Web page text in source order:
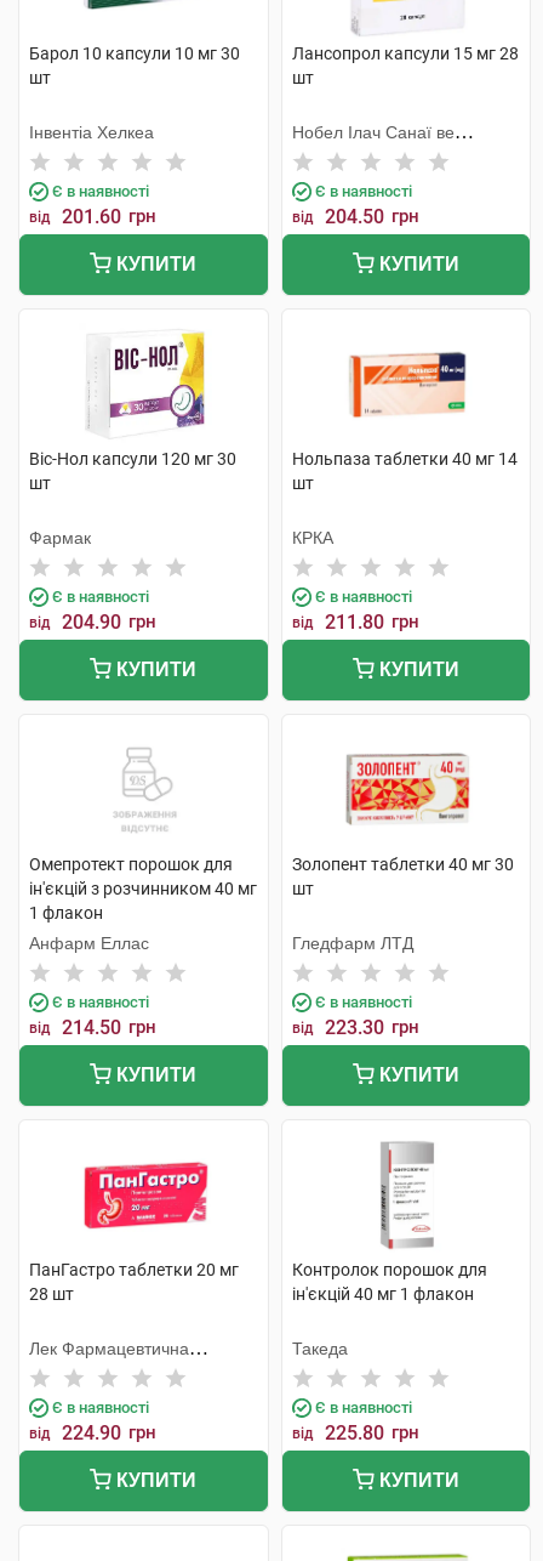
Барол 10 капсули 10 мг 30
шт
Інвентіа Хелкеа
Є в наявності
від 201.60 грн
КУПИТИ
Лансопрол капсули 15 мг 28
шт
Нобел Ілач Санаї ве
Тіджарет
Є в наявності
від 204.50 грн
КУПИТИ
Віс-Нол капсули 120 мг 30
шт
Фармак
Є в наявності
від 204.90 грн
КУПИТИ
Нольпаза таблетки 40 мг 14
шт
КРКА
Є в наявності
від 211.80 грн
КУПИТИ
Омепротект порошок для
ін'єкцій з розчинником 40 мг
1 флакон
Анфарм Еллас
Є в наявності
від 214.50 грн
КУПИТИ
Золопент таблетки 40 мг 30
шт
Гледфарм ЛТД
Є в наявності
від 223.30 грн
КУПИТИ
ПанГастро таблетки 20 мг
28 шт
Лек Фармацевтична
компанія
Є в наявності
від 224.90 грн
КУПИТИ
Контролок порошок для
ін'єкцій 40 мг 1 флакон
Такеда
Є в наявності
від 225.80 грн
КУПИТИ